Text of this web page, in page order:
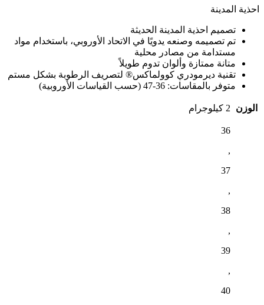
احذية المدينة
تصميم احذية المدينة الحديثة
تم تصميمه وصنعه يدويًا في الاتحاد الأوروبي، باستخدام مواد
مستدامة من مصادر محلية
متانة ممتازة وألوان تدوم طويلاً
تقنية ديرمودري كوولماكس® لتصريف الرطوبة بشكل مستم
متوفر بالمقاسات: 36-47 (حسب القياسات الأوروبية)
الوزن 2 كيلوجرام
36
,
37
,
38
,
39
,
40